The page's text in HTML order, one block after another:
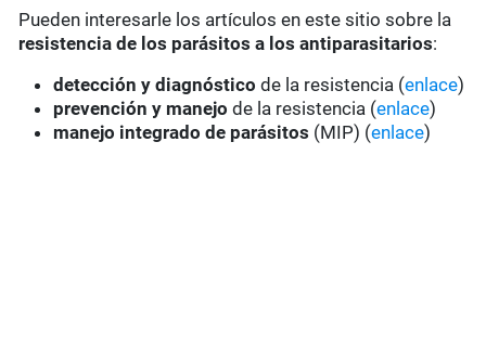
Pueden interesarle los artículos en este sitio sobre la
resistencia de los parásitos a los antiparasitarios:
detección y diagnóstico de la resistencia (enlace)
prevención y manejo de la resistencia (enlace)
manejo integrado de parásitos (MIP) (enlace)